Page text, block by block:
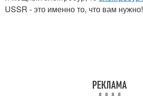
USSR - это именно то, что вам нужно!